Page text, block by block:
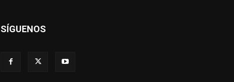
SÍGUENOS